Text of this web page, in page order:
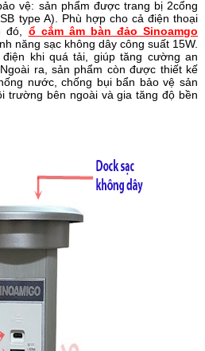
vệ: sản phẩm được trang bị 2cổng
type A). Phù hợp cho cả điện thoại
đó,
ổ cắm âm bàn đảo Sinoamgo
năng sạc không dây công suất 15W.
khi quá tải, giúp tăng cường an
ra, sản phẩm còn được thiết kế
nước, chống bụi bẩn bảo vệ sản
trường bên ngoài và gia tăng độ bền